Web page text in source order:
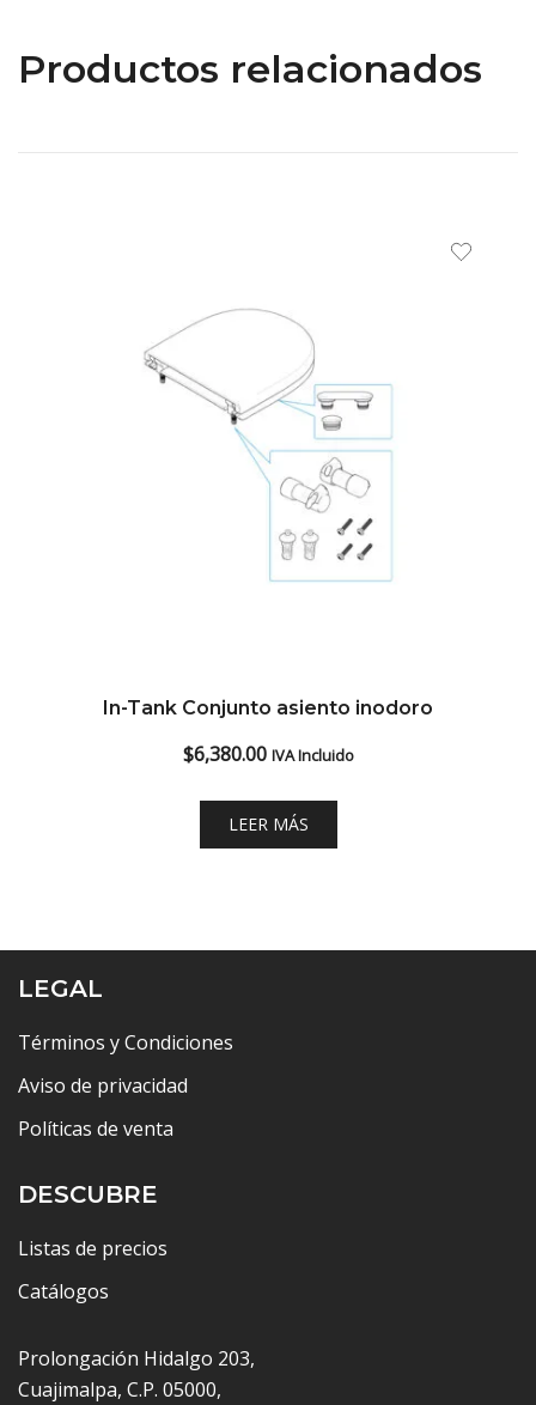
Productos relacionados
In-Tank Conjunto asiento inodoro
$6,380.00 IVA Incluido
LEER MÁS
LEGAL
Términos y Condiciones
Aviso de privacidad
Políticas de venta
DESCUBRE
Listas de precios
Catálogos
Prolongación Hidalgo 203,
Cuajimalpa, C.P. 05000,